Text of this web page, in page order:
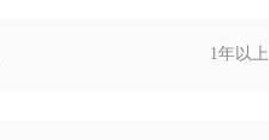
1年以上